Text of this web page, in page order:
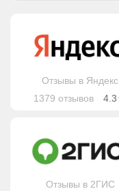
Отзывы в Яндекс
1379 отзывов
4.3
Отзывы в 2ГИС